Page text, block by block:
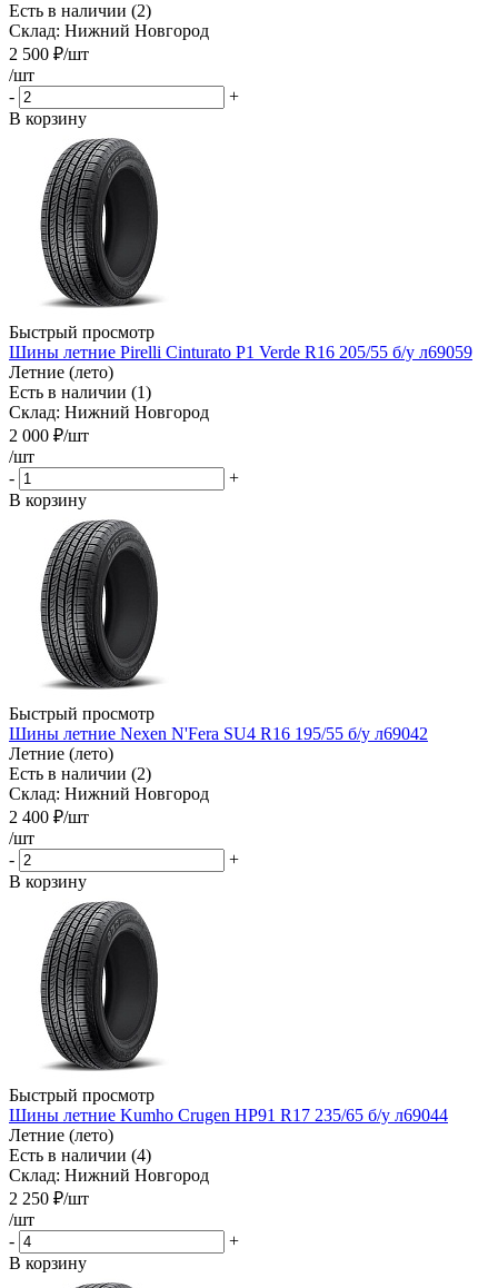
Есть в наличии (2)
Склад: Нижний Новгород
2 500 ₽/шт
/шт
-
+
В корзину
Быстрый просмотр
Шины летние Pirelli Cinturato P1 Verde R16 205/55 б/у л69059
Летние (лето)
Есть в наличии (1)
Склад: Нижний Новгород
2 000 ₽/шт
/шт
-
+
В корзину
Быстрый просмотр
Шины летние Nexen N'Fera SU4 R16 195/55 б/у л69042
Летние (лето)
Есть в наличии (2)
Склад: Нижний Новгород
2 400 ₽/шт
/шт
-
+
В корзину
Быстрый просмотр
Шины летние Kumho Crugen HP91 R17 235/65 б/у л69044
Летние (лето)
Есть в наличии (4)
Склад: Нижний Новгород
2 250 ₽/шт
/шт
-
+
В корзину